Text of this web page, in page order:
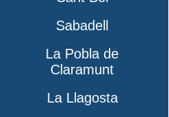
Sabadell
La Pobla de
Claramunt
La Llagosta